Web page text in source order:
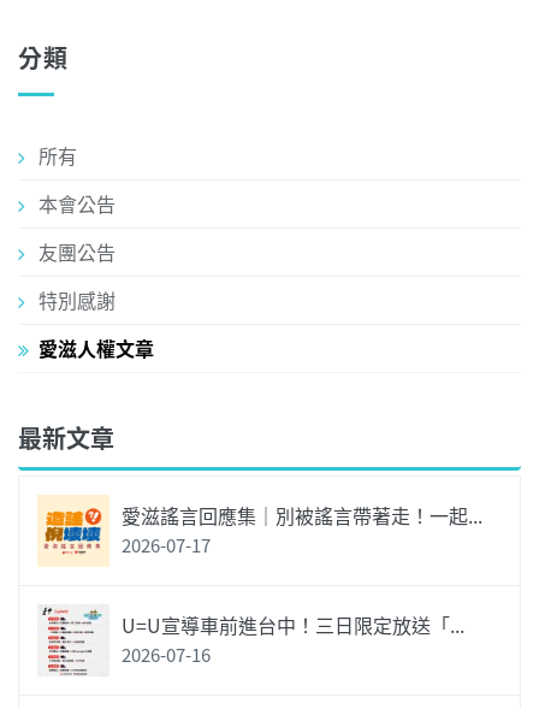
分類
所有
本會公告
友團公告
特別感謝
愛滋人權文章
最新文章
愛滋謠言回應集｜別被謠言帶著走！一起...
2026-07-17
U=U宣導車前進台中！三日限定放送「...
2026-07-16